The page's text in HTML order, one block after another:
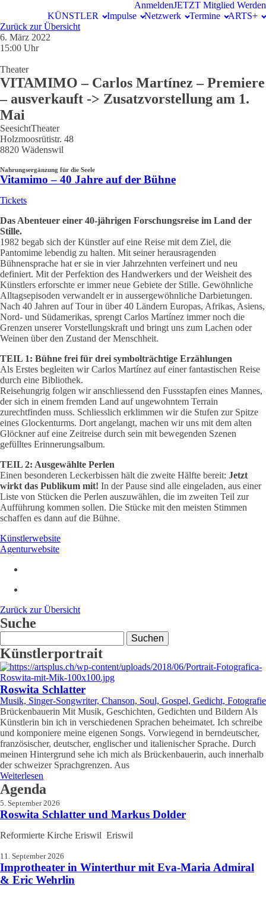
AnmeldenJETZT Mitglied Werden
KÜNSTLER
Impulse Netzwerk Termine
ARTS+
Zurück zur Übersicht
6. März 2022
15:00 Uhr
Theater
VITAMIMO – Carlos Martínez – Premiere
– ausverkauft -> Zusatzvorstellung am 1.
Mai
SeesichtTheater
Holzmoosrütistr. 48
8820 Wädenswil
Nahrungsergänzung für die Seele
Vitamimo – 40 Jahre auf der Bühne
Tickets
Das Abenteuer einer 40-jährigen Forschungsreise im Land der
Stille.
1982 begab sich der Künstler auf eine Reise mit dem Ziel, die
Pantomime lebendig zu halten. Mit seiner herausragenden
Bühnensprache hat er sie in vier Jahrzehnten verfeinert und neu
definiert. Mit der Perfektion des Handwerkers und der Weisheit des
Künstlers erforschte er immer neue Gebiete der Stille. Gewöhnliche
Alltagsepisoden verwandelt er in aussergewöhnliche Darbietungen.
Nach 40 Jahren auf Tour in über 40 Ländern Europas, Afrikas, Asiens,
Nord- und Südamerikas, sprengt Carlos Martínez immer noch die
Grenzen unserer Vorstellungskraft und bringt uns zum Lachen oder
Weinen über den Zustand der Menschheit.
TEIL 1: Bühne frei für drei symbolträchtige Erzählungen
Als Erstes begleiten wir Carlos Martínez auf einer fantastischen Reise
durch eine Bibliothek.
Reisehungrig folgen wir anschliessend den Fussstapfen eines Mannes,
der sich in einem fremden Land auf ungewohntem Terrain
zurechtfinden muss. Schliesslich erklimmen wir die Stufen zur Spitze
eines Glockenturms. Dort angelangt, machen wir uns mit dem alten
Glöckner auf eine Zeitreise durch sein mit bewegenden Szenen
gefülltes Erinnerungsalbum.
TEIL 2: Ausgewählte Perlen
Einen besonderen Leckerbissen hält die zweite Hälfte bereit: Jetzt
wirkt das Publikum mit! In der Pause sind alle eingeladen, aus einer
Liste von Stücken die Perlen auszuwählen, die im zweiten Teil zur
Aufführung kommen sollen. Die Stücke mit den meisten Stimmen
schaffen es dann auf die Bühne.
Künstlerwebsite
Agenturwebsite
Zurück zur Übersicht
Suche
nach:
Künstlerportrait
Roswita Schlatter
Musik, Singer-Songwriter, Chanson, Soul, Gospel, Gedicht, Fotografie
Brückenbauerin Mit Musik, Geschichten, Gedichten und Bildern Als
Künstlerin bin ich in verschiedenen Sprachen beheimatet. Ich schreibe
und komponiere meine eigenen Songs. Vorwiegend in berndeutscher,
französischer, deutscher, englischer und italienischer Sprache. Durch
meinen Hintergrund sehe ich mich als Brückenbauerin, auch innerhalb
der schweizer Sprachgrenzen. Aus
Weiterlesen
Agenda
5. September 2026
Roswita Schlatter und Markus Dolder
Reformierte Kirche Eriswil Eriswil
11. September 2026
Improtheater in Winterthur mit Eva-Maria Admiral
& Eric Wehrlin